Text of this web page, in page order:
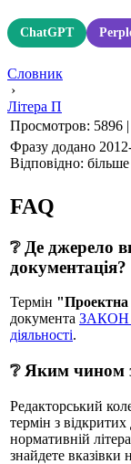
ChatGPT
Словник
›
Літера П
Просмотров: 5896 |
Фразу додано
Відповідно:
FAQ
❔ Де джерело
документація?
Термін "Проектна
документа ЗАКОН
діяльності.
❔ Яким чином
Редакторський
термін з
нормативній
знайдете вказівки